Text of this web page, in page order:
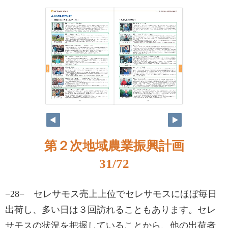
第２次地域農業振興計画
31/72
−28− セレサモス売上上位でセレサモスにほぼ毎日
出荷し、多い日は３回訪れることもあります。セレ
サモスの状況を把握していることから、他の出荷者